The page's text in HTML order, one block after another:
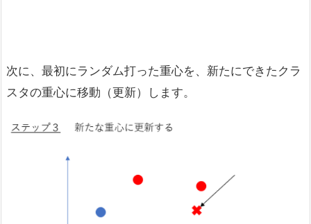
次に、最初にランダム打った重心を、新たにできたクラ
スタの重心に移動（更新）します。